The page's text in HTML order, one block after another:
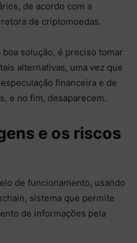
de acordo com a
de criptomoedas.
solução, é preciso tomar
alternativas, uma vez que
financeira e de
e no fim, desaparecem.
e os riscos
de funcionamento, usando
sistema que permite
de informações pela